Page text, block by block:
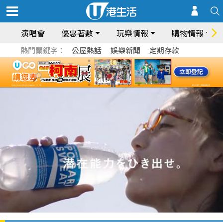
演唱會 優惠著數 玩樂情報 購物情報
熱門關鍵字： 公屋熱話 娛樂新聞 定期存款